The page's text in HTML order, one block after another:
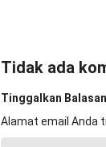
Tidak ada
Tinggalkan Balasan
Alamat email Anda